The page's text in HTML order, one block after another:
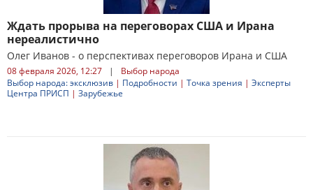
Ждать прорыва на переговорах США и Ирана
нереалистично
Олег Иванов - о перспективах переговоров Ирана и США
08 февраля 2026, 12:27 |
Выбор народа
Выбор народа: эксклюзив | Подробности | Точка зрения | Эксперты
Центра ПРИСП | Зарубежье